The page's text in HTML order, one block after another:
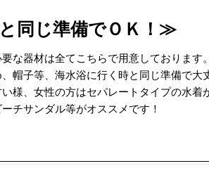
同じ準備でＯＫ！≫
な器材は全てこちらで用意しております
帽子等、海水浴に行く時と同じ準備で大
様、女性の方はセパレートタイプの水着
チサンダル等がオススメです！